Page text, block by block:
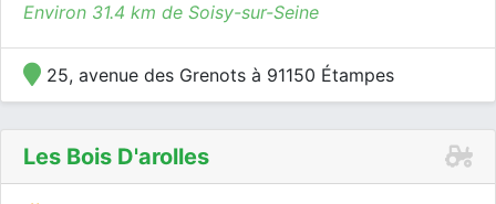
Environ 31.4 km de Soisy-sur-Seine
25, avenue des Grenots à 91150 Étampes
Les Bois D'arolles